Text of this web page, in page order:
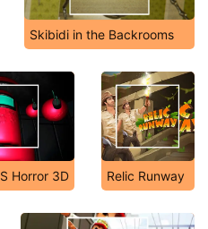
Skibidi in the Backrooms
Horror 3D Relic Runway